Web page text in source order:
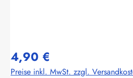
4,90 €
Preise inkl. MwSt. zzgl.